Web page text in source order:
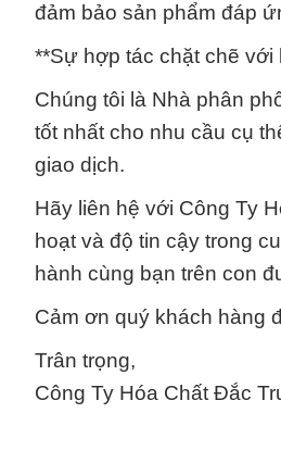
đảm bảo sản phẩm đáp
**Sự hợp tác chặt chẽ với
Chúng tôi là Nhà phân
tốt nhất cho nhu cầu cụ
giao dịch.
Hãy liên hệ với Công Ty
hoạt và độ tin cậy trong
hành cùng bạn trên con
Cảm ơn quý khách hàng
Trân trọng,
Công Ty Hóa Chất Đắc